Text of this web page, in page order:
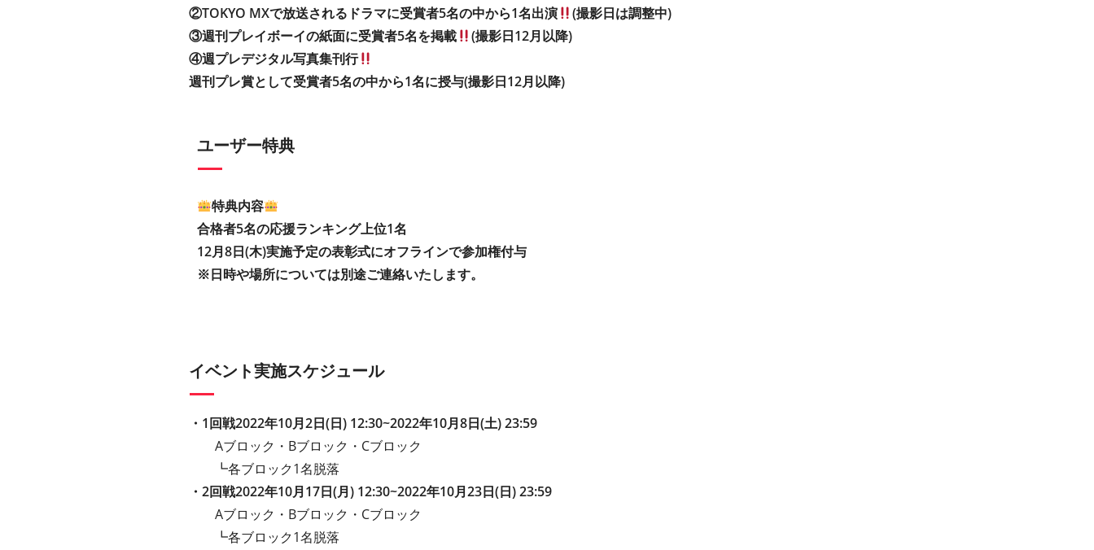
②TOKYO MXで放送されるドラマに受賞者5名の中から1名出演
(撮影日は調整中)
③週刊プレイボーイの紙面に受賞者5名を掲載
(撮影日12月以降)
④週プレデジタル写真集刊行
週刊プレ賞として受賞者5名の中から1名に授与(撮影日12月以降)
ユーザー特典
特典内容
合格者5名の応援ランキング上位1名
12月8日(木)実施予定の表彰式にオフラインで参加権付与
※日時や場所については別途ご連絡いたします。
イベント実施スケジュール
・1回戦2022年10月2日(日) 12:30~2022年10月8日(土) 23:59
Aブロック・Bブロック・Cブロック
┗各ブロック1名脱落
・2回戦2022年10月17日(月) 12:30~2022年10月23日(日) 23:59
Aブロック・Bブロック・Cブロック
┗各ブロック1名脱落